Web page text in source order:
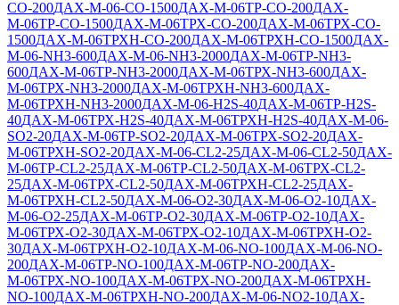
СО-200ДАХ-М-06-СО-1500ДАХ-М-06ТР-CO-200ДАХ-
М-06ТР-CO-1500ДАХ-М-06ТРХ-CO-200ДАХ-М-06ТРХ-CO-
1500ДАХ-М-06ТРХН-CO-200ДАХ-М-06ТРХН-CO-1500ДАХ-
М-06-NH3-600ДАХ-М-06-NH3-2000ДАХ-М-06ТР-NH3-
600ДАХ-М-06ТР-NH3-2000ДАХ-М-06ТРХ-NH3-600ДАХ-
М-06ТРХ-NH3-2000ДАХ-М-06ТРХН-NH3-600ДАХ-
М-06ТРХН-NH3-2000ДАХ-М-06-Н2S-40ДАХ-М-06ТР-Н2S-
40ДАХ-М-06ТРХ-H2S-40ДАХ-М-06ТРХН-H2S-40ДАХ-М-06-
SO2-20ДАХ-М-06ТР-SO2-20ДАХ-М-06ТРХ-SO2-20ДАХ-
М-06ТРХН-SO2-20ДАХ-М-06-CL2-25ДАХ-М-06-CL2-50ДАХ-
М-06ТР-CL2-25ДАХ-М-06ТР-CL2-50ДАХ-М-06ТРХ-CL2-
25ДАХ-М-06ТРХ-CL2-50ДАХ-М-06ТРХН-CL2-25ДАХ-
М-06ТРХН-CL2-50ДАХ-М-06-O2-30ДАХ-М-06-O2-10ДАХ-
М-06-O2-25ДАХ-М-06ТР-O2-30ДАХ-М-06ТР-O2-10ДАХ-
М-06ТРХ-O2-30ДАХ-М-06ТРХ-O2-10ДАХ-М-06ТРХН-O2-
30ДАХ-М-06ТРХН-O2-10ДАХ-М-06-NO-100ДАХ-М-06-NO-
200ДАХ-М-06ТР-NO-100ДАХ-М-06ТР-NO-200ДАХ-
М-06ТРХ-NO-100ДАХ-М-06ТРХ-NO-200ДАХ-М-06ТРХН-
NO-100ДАХ-М-06ТРХН-NO-200ДАХ-М-06-NO2-10ДАХ-